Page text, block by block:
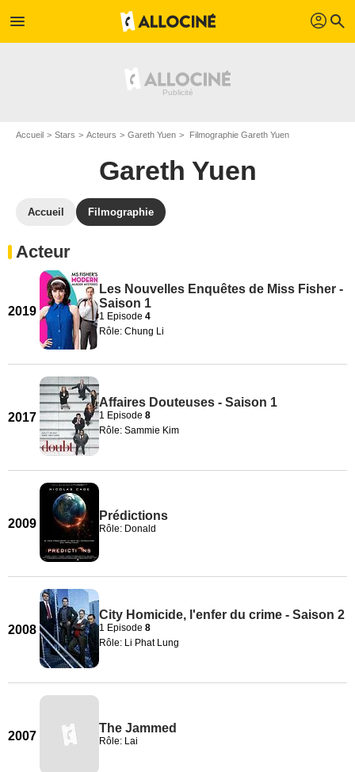
menu profil search
Accueil Stars Acteurs Gareth Yuen Filmographie Gareth Yuen
Gareth Yuen
Accueil Filmographie
Acteur
2019
Les Nouvelles Enquêtes de Miss Fisher -
Saison 1
1 Episode 4
Rôle: Chung Li
2017
Affaires Douteuses - Saison 1
1 Episode 8
Rôle: Sammie Kim
2009
Prédictions
Rôle: Donald
2008
City Homicide, l'enfer du crime - Saison 2
1 Episode 8
Rôle: Li Phat Lung
2007
The Jammed
Rôle: Lai